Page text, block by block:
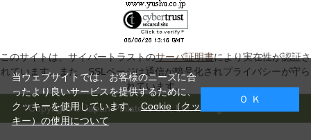
このサイトは、サイバートラストのサーバ証明書により実在性が認証さ
れています。また、SSLページは通信が暗号化されプライバシーが守ら
れています。
Copyright © Japan Philatelic Co., Ltd. All Rights Reserved.
当ウェブサイトでは、お客様のニーズに合
ったより良いサービスを提供するために、
クッキーを使用しています。Cookie（クッ
キー）の使用について
Ｏ Ｋ